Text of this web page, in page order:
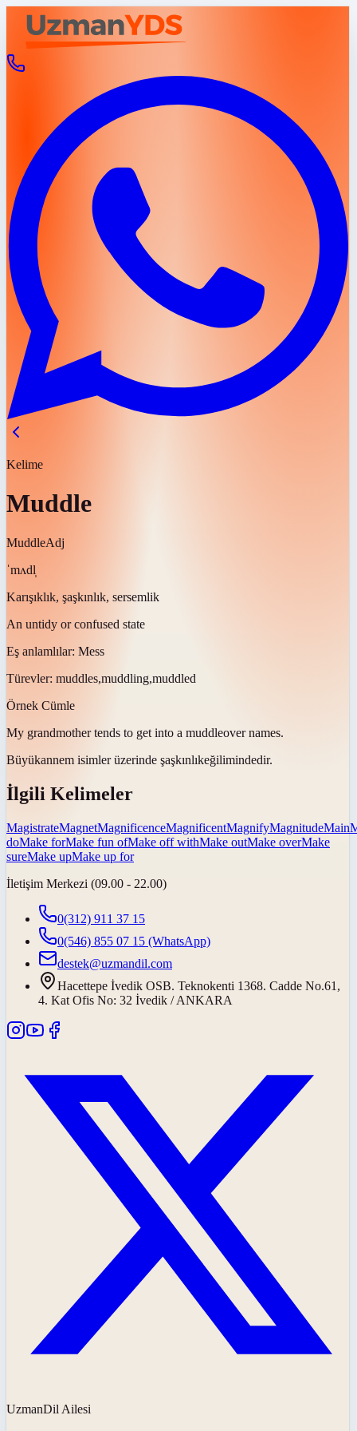
Kelime
Muddle
MuddleAdj
ˈmʌdl̩
Karışıklık, şaşkınlık, sersemlik
An untidy or confused state
Eş anlamlılar: Mess
Türevler: muddles,muddling,muddled
Örnek Cümle
My grandmother tends to get into a muddleover names.
Büyükannem isimler üzerinde şaşkınlıkeğilimindedir.
İlgili Kelimeler
MagistrateMagnetMagnificenceMagnificentMagnifyMagnitudeMain
doMake forMake fun ofMake off withMake outMake overMake
sureMake upMake up for
İletişim Merkezi (09.00 - 22.00)
0(312) 911 37 15
0(546) 855 07 15 (WhatsApp)
destek@uzmandil.com
Hacettepe İvedik OSB. Teknokenti 1368. Cadde No.61,
4. Kat Ofis No: 32 İvedik / ANKARA
UzmanDil Ailesi